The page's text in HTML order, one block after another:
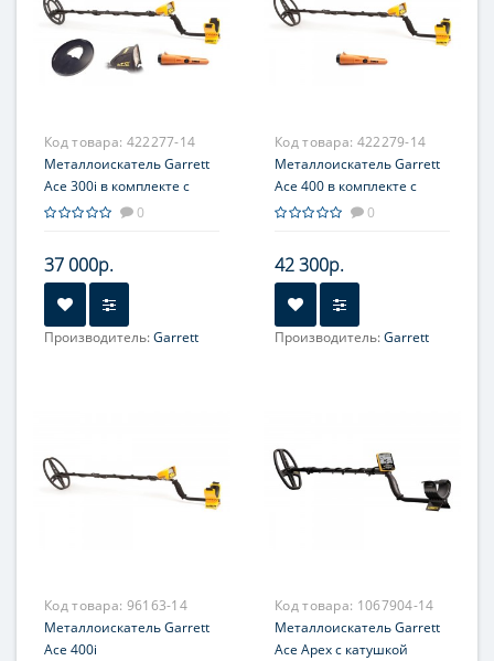
Код товара: 422277-14
Металлоискатель Garrett
Ace 300i в комплекте с
пинпойнтером Pro-Pointer
0
37 000р.
Производитель:Garrett
Код товара: 422279-14
Металлоискатель Garrett
Ace 400 в комплекте с
пинпойнтером Pro-Pointer
0
42 300р.
Производитель:Garrett
Код товара: 96163-14
Металлоискатель Garrett
Ace 400i
Код товара: 1067904-14
Металлоискатель Garrett
Ace Apex с катушкой